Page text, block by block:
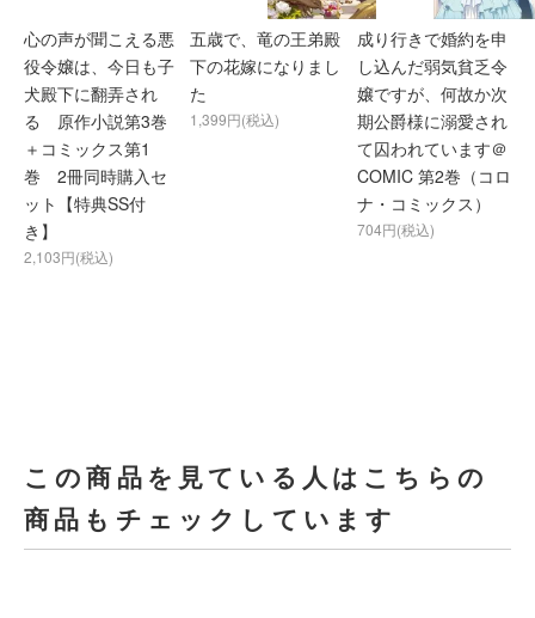
心の声が聞こえる悪
役令嬢は、今日も子
犬殿下に翻弄され
る 原作小説第3巻
＋コミックス第1
巻 2冊同時購入セ
ット【特典SS付
き】
2,103円(税込)
五歳で、竜の王弟殿
下の花嫁になりまし
た
1,399円(税込)
成り行きで婚約を申
し込んだ弱気貧乏令
嬢ですが、何故か次
期公爵様に溺愛され
て囚われています＠
COMIC 第2巻（コロ
ナ・コミックス）
704円(税込)
この商品を見ている人はこちらの
商品もチェックしています